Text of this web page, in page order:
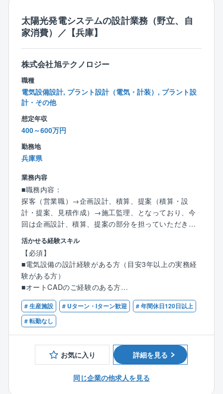
◎電気・簡易（土木・建築）図面設計
◎土木・電気工事
◎役所調査 等
■出張
全国のエリアで2.3日程度の出張が月に3回程度発生す
る場合があります。
■このポジションのやりがい
太陽光設備は同じものはなく、自分で監理した設備が
完成した時の達成感は大きいものがあります。
■組織構成・配属環境
気兼ねなく質問相談出来る先輩方がいる職場です。
現在再生可能エネルギー事業部は営業グループ、EPC
グループ、O＆Mグループの3つのチームで構成されて
おり、日々連携して業務に取り組んでおります。
社員の年齢層も幅広く、社員同士での食事会や社員旅
行もあるので、他部門の社員ともすぐに打ち解けられ
ると思います。
■教育制度
まずは先輩社員のOJTのもとで太陽光発電設備の施工
管理、営業との連携等を通じて現職の業務の流れや事
業内容を把握していただきます。
■同社について
同社は、これまで様々な企業のエネルギー課題解決に
取り組み、「クリーンエネルギー」と「インフラ」の
成長を支援するクリーンテック企業として成長を遂げ
てまいりました。
太陽光発電システムの設計業務（野立、自
家消費）／【兵庫】
株式会社旭テクノロジー
職種
電気設備設計, プラント設計（電気・計装）, プラント設
計・その他
想定年収
400～600万円
勤務地
兵庫県
業務内容
■職務内容：
探客（営業職）→企画設計、積算、提案（積算・設
計・提案、見積作成）→施工監理、となっており、今
回は企画設計、積算、提案の部分を担っていただきま
す。
土地の特性にあわせて、エネルギー削減の企画提案か
ら設計をお任せします。
【具体的には】
◎再生可能エネルギー発電システムの価値追求策の企
画立案（営業支援）
◎再生可能エネルギー発電システムの技術検討（設計
業務全般）
◎メンバーへの技術指導
◎次世代サービスの企画立案等
※基本的には現地調査は発生しません。必要であれば、
営業と一緒に現地調査に行っていただくことは可能で
活かせる経験スキル
【必須】
■電気設備の設計経験がある方（目安3年以上の実務経
験がある方）
■オートCADのご経験のある方
【歓迎】
■第1種電気工事士、電気主任技術者第3種、電気工事施
工管理技士1級
■電気設備工事の施工管理経験者
■再生可能エネルギー発電設備等での実務経験3年以上
■EPC業務の経験ある方、商品開発に興味のある方大歓
# 生産施設 # Uターン・Iターン歓迎
# 年間休日120日以上
# 転勤なし
お気に入り 詳細を見る
同じ企業の他求人を見る